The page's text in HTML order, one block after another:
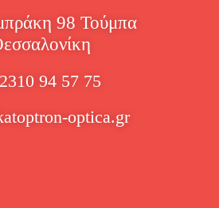
98 Τούμπα
94 57 75
optica.gr